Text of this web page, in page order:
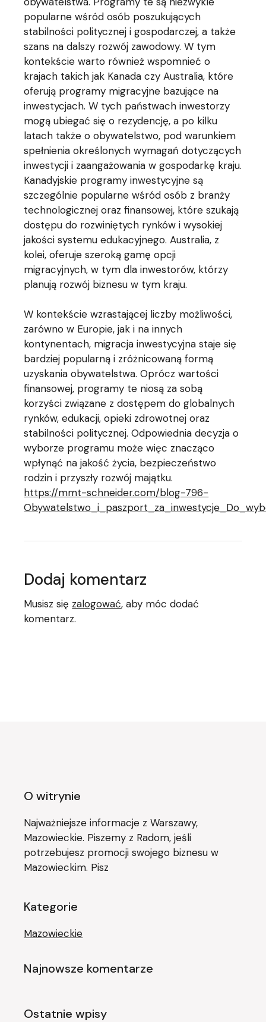
popularne wśród osób poszukujących
stabilności politycznej i gospodarczej, a także
szans na dalszy rozwój zawodowy. W tym
kontekście warto również wspomnieć o
krajach takich jak Kanada czy Australia, które
oferują programy migracyjne bazujące na
inwestycjach. W tych państwach inwestorzy
mogą ubiegać się o rezydencję, a po kilku
latach także o obywatelstwo, pod warunkiem
spełnienia określonych wymagań dotyczących
inwestycji i zaangażowania w gospodarkę kraju.
Kanadyjskie programy inwestycyjne są
szczególnie popularne wśród osób z branży
technologicznej oraz finansowej, które szukają
dostępu do rozwiniętych rynków i wysokiej
jakości systemu edukacyjnego. Australia, z
kolei, oferuje szeroką gamę opcji
migracyjnych, w tym dla inwestorów, którzy
planują rozwój biznesu w tym kraju.
W kontekście wzrastającej liczby możliwości,
zarówno w Europie, jak i na innych
kontynentach, migracja inwestycyjna staje się
bardziej popularną i zróżnicowaną formą
uzyskania obywatelstwa. Oprócz wartości
finansowej, programy te niosą za sobą
korzyści związane z dostępem do globalnych
rynków, edukacji, opieki zdrowotnej oraz
stabilności politycznej. Odpowiednia decyzja o
wyborze programu może więc znacząco
wpłynąć na jakość życia, bezpieczeństwo
rodzin i przyszły rozwój majątku.
https://mmt-schneider.com/blog-796-
Dodaj komentarz
Musisz się zalogować, aby móc dodać
komentarz.
O witrynie
Najważniejsze informacje z Warszawy,
Mazowieckie. Piszemy z Radom, jeśli
potrzebujesz promocji swojego biznesu w
Mazowieckim. Pisz
Kategorie
Mazowieckie
Najnowsze komentarze
Ostatnie wpisy